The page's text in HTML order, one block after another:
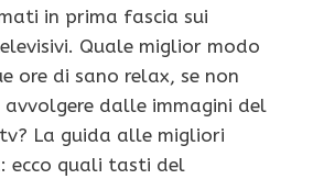
in prima fascia sui
Quale miglior modo
ore di sano relax, se non
dalle immagini del
La guida alle migliori
ecco quali tasti del